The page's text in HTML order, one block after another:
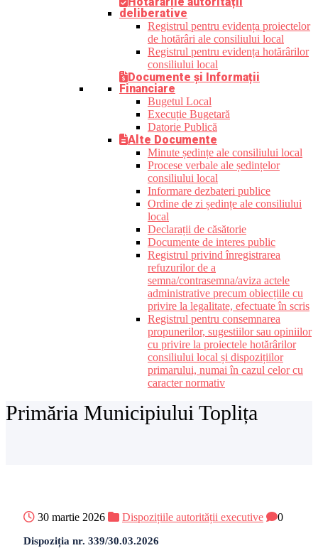
deliberative
Registrul pentru evidența proiectelor
de hotărâri ale consiliului local
Registrul pentru evidența hotărârilor
consiliului local
Documente și Informații
Financiare
Bugetul Local
Execuție Bugetară
Datorie Publică
Alte Documente
Minute ședințe ale consiliului local
Procese verbale ale ședințelor
consiliului local
Informare dezbateri publice
Ordine de zi ședințe ale consiliului
local
Declarații de căsătorie
Documente de interes public
Registrul privind înregistrarea
refuzurilor de a
semna/contrasemna/aviza actele
administrative precum obiecțiile cu
privire la legalitate, efectuate în scris
Registrul pentru consemnarea
propunerilor, sugestiilor sau opiniilor
cu privire la proiectele hotărârilor
consiliului local și dispozițiilor
primarului, numai în cazul celor cu
caracter normativ
Primăria Municipiului Toplița
30 martie 2026 Dispozițiile autorității executive 0
Dispoziția nr. 339/30.03.2026